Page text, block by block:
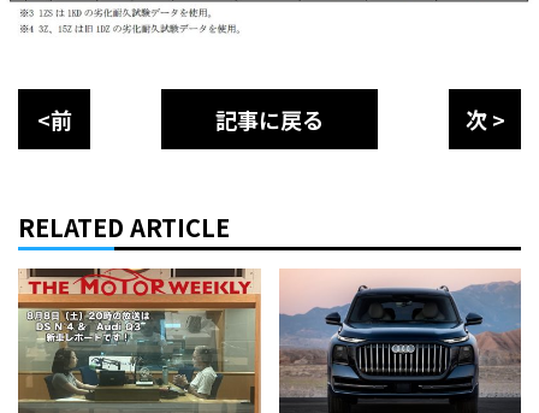
<前 記事に戻る 次 >
RELATED ARTICLE